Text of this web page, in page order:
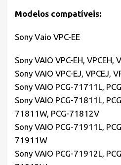
Modelos compatíveis:
Sony Vaio VPC-EE
Sony VAIO VPC-EH, VPCEH,
Sony VAIO VPC-EJ, VPCEJ,
Sony VAIO PCG-71711L,
Sony VAIO PCG-71811L,
71811W, PCG-71812V
Sony VAIO PCG-71911L,
71911W
Sony VAIO PCG-71912L,